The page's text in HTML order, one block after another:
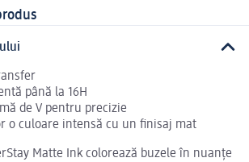
până la 16H
de V pentru precizie
o culoare intensă cu un finisaj mat
Matte Ink colorează buzele în nuanțe